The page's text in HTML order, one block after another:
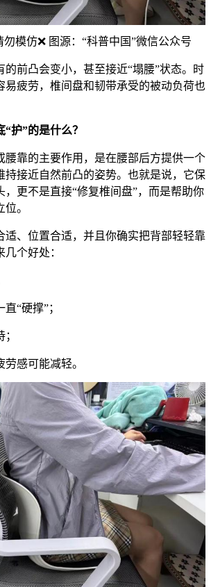
勿模仿❌️ 图源：“科普中国”微信公众号
前凸会变小，甚至接近“塌腰”状态。时
易疲劳，椎间盘和韧带承受的被动负荷也
护”的是什么？
靠的主要作用，是在腰部后方提供一个
持接近自然前凸的姿势。也就是说，它保
，更不是直接“修复椎间盘”，而是帮助你
。
、位置合适，并且你确实把背部轻轻靠
个好处：
“硬撑”；
感可能减轻。